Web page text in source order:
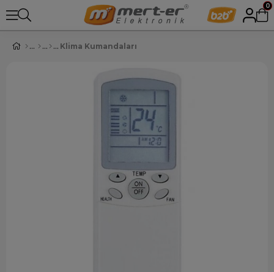
0
Klima Kumandaları